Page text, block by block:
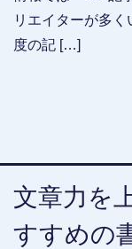
リエイターが多
度の記 […]
文章力を
すすめの